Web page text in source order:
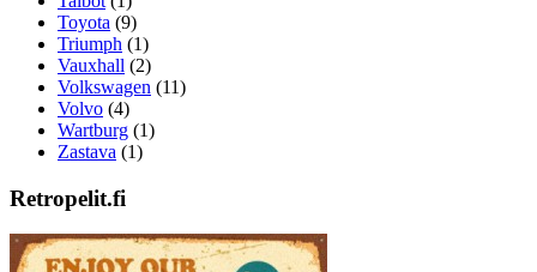
Toyota (9)
Triumph (1)
Vauxhall (2)
Volkswagen (11)
Volvo (4)
Wartburg (1)
Zastava (1)
Retropelit.fi